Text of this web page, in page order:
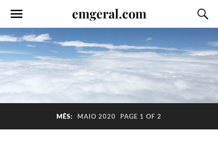
emgeral.com
MÊS: MAIO 2020 PAGE 1 OF 2